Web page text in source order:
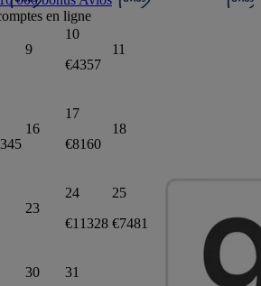
9
10
€4357
11
16
17
€8160
18
23
24
€11328
25
€7481
30
31
en ligne